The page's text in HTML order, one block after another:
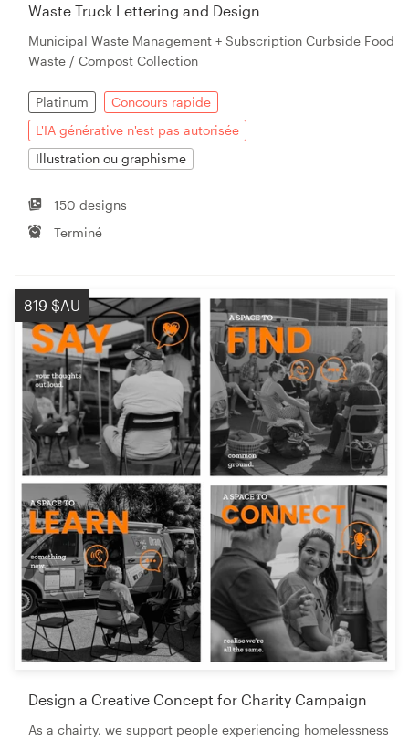
Waste Truck Lettering and Design
Municipal Waste Management + Subscription Curbside Food
Waste / Compost Collection
Platinum
Concours rapide
L'IA générative n'est pas autorisée
Illustration ou graphisme
150 designs
Terminé
819 $AU
Design a Creative Concept for Charity Campaign
As a chairty, we support people experiencing homelessness